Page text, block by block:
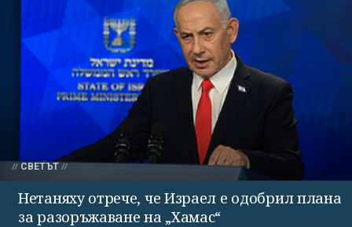
СВЕТЪТ
Нетаняху отрече, че Израел е одобрил плана
за разоръжаване на „Хамас“